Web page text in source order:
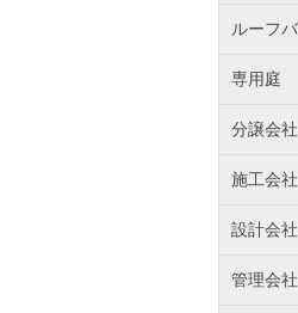
ルーフ
専用庭
分譲会社
施工会社
設計会社
管理会社